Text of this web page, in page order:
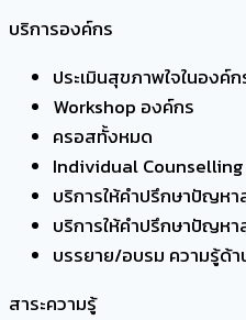
บริการองค์กร
ประเมินสุขภาพใจในองค์ก
Workshop องค์กร
ครอสทั้งหมด
Individual Counselling
บริการให้คำปรึกษาปัญห
บริการให้คำปรึกษาปัญห
บรรยาย/อบรม ความรู้ด้
สาระความรู้